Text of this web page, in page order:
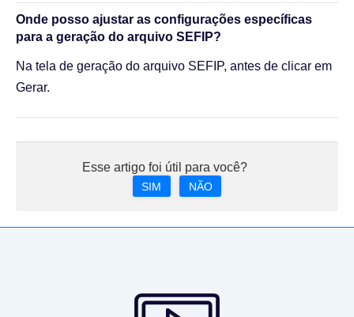
Onde posso ajustar as configurações específicas
para a geração do arquivo SEFIP?
Na tela de geração do arquivo SEFIP, antes de clicar em
Gerar.
Esse artigo foi útil para você?
SIM NÃO